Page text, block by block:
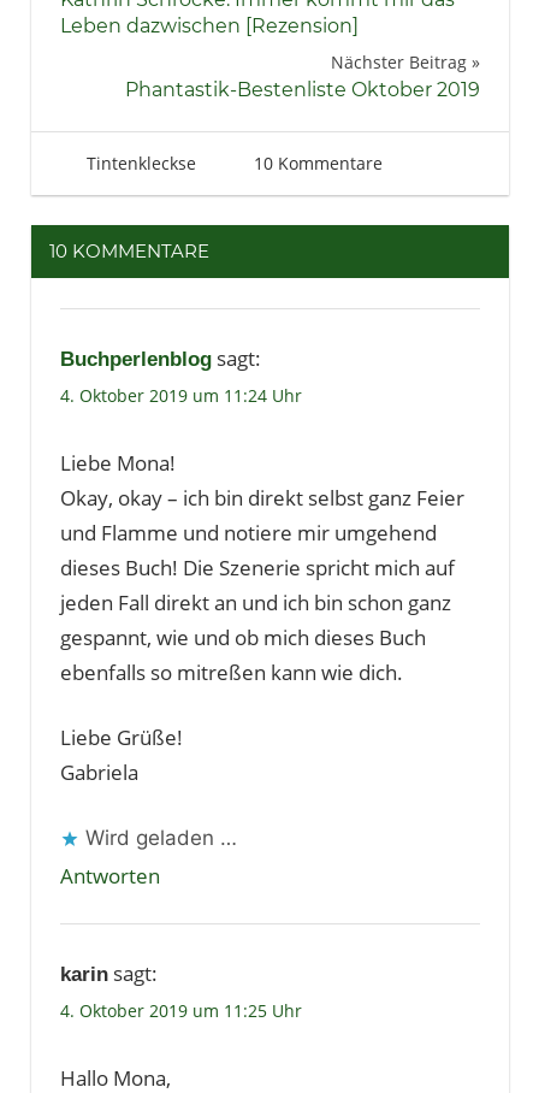
Bücher
Literatur
Roman
Leben dazwischen [Rezension]
Nächster Beitrag
Phantastik-Bestenliste Oktober 2019
4. Oktober 2019
Tintenhain
Tintenkleckse 10 Kommentare
10 KOMMENTARE
Buchperlenblog sagt:
4. Oktober 2019 um 11:24 Uhr
Liebe Mona!
Okay, okay – ich bin direkt selbst ganz Feier
und Flamme und notiere mir umgehend
dieses Buch! Die Szenerie spricht mich auf
jeden Fall direkt an und ich bin schon ganz
gespannt, wie und ob mich dieses Buch
ebenfalls so mitreßen kann wie dich.
Liebe Grüße!
Gabriela
Wird geladen …
Antworten
karin sagt:
4. Oktober 2019 um 11:25 Uhr
Hallo Mona,